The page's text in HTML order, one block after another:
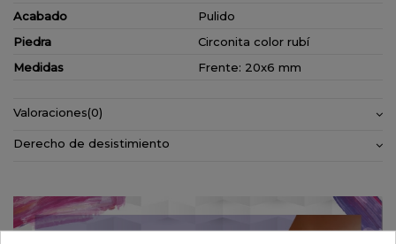
Acabado
Pulido
Piedra
Circonita color rubí
Medidas
Frente: 20x6 mm
Valoraciones(0)
Derecho de desistimiento